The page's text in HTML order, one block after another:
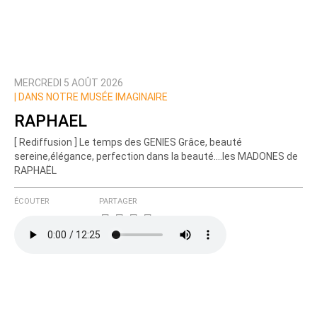
MERCREDI 5 AOÛT 2026
DANS NOTRE MUSÉE IMAGINAIRE
RAPHAEL
[ Rediffusion ] Le temps des GENIES Grâce, beauté
sereine,élégance, perfection dans la beauté....les MADONES de
RAPHAËL
ÉCOUTER PARTAGER